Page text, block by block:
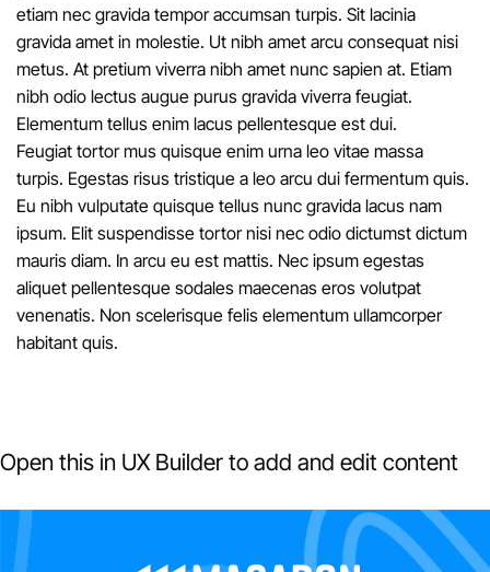
etiam nec gravida tempor accumsan turpis. Sit lacinia
gravida amet in molestie. Ut nibh amet arcu consequat nisi
metus. At pretium viverra nibh amet nunc sapien at. Etiam
nibh odio lectus augue purus gravida viverra feugiat.
Elementum tellus enim lacus pellentesque est dui.
Feugiat tortor mus quisque enim urna leo vitae massa
turpis. Egestas risus tristique a leo arcu dui fermentum quis.
Eu nibh vulputate quisque tellus nunc gravida lacus nam
ipsum. Elit suspendisse tortor nisi nec odio dictumst dictum
mauris diam. In arcu eu est mattis. Nec ipsum egestas
aliquet pellentesque sodales maecenas eros volutpat
venenatis. Non scelerisque felis elementum ullamcorper
habitant quis.
Open this in UX Builder to add and edit content